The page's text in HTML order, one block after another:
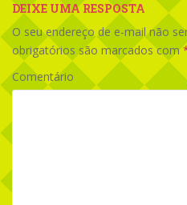
DEIXE UMA RESPOSTA
O seu endereço de e-mail não
obrigatórios são marcados com
Comentário